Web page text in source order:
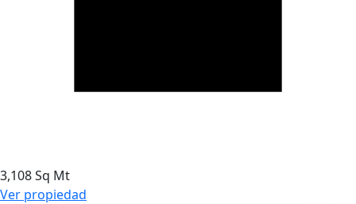
3,108 Sq Mt
Ver propiedad